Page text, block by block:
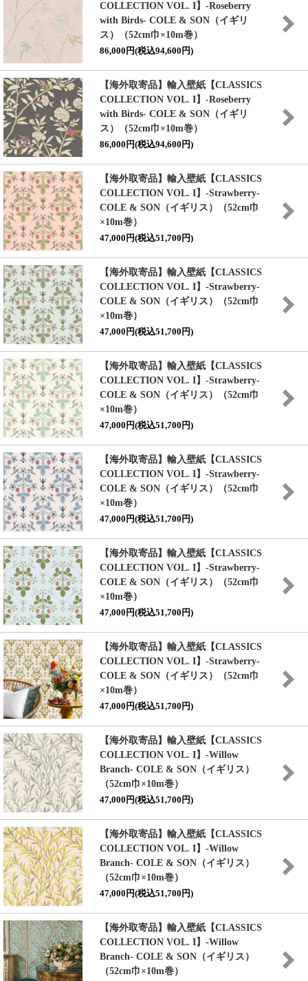
COLLECTION VOL. I】 -Roseberry
with Birds- COLE & SON（イギリ
ス）（52cm巾×10m巻）
86,000円(税込94,600円)
【海外取寄品】輸入壁紙【CLASSICS
COLLECTION VOL. I】 -Roseberry
with Birds- COLE & SON（イギリ
ス）（52cm巾×10m巻）
86,000円(税込94,600円)
【海外取寄品】輸入壁紙【CLASSICS
COLLECTION VOL. I】 -Strawberry-
COLE & SON（イギリス）（52cm巾
×10m巻）
47,000円(税込51,700円)
【海外取寄品】輸入壁紙【CLASSICS
COLLECTION VOL. I】 -Strawberry-
COLE & SON（イギリス）（52cm巾
×10m巻）
47,000円(税込51,700円)
【海外取寄品】輸入壁紙【CLASSICS
COLLECTION VOL. I】 -Strawberry-
COLE & SON（イギリス）（52cm巾
×10m巻）
47,000円(税込51,700円)
【海外取寄品】輸入壁紙【CLASSICS
COLLECTION VOL. I】 -Strawberry-
COLE & SON（イギリス）（52cm巾
×10m巻）
47,000円(税込51,700円)
【海外取寄品】輸入壁紙【CLASSICS
COLLECTION VOL. I】 -Strawberry-
COLE & SON（イギリス）（52cm巾
×10m巻）
47,000円(税込51,700円)
【海外取寄品】輸入壁紙【CLASSICS
COLLECTION VOL. I】 -Strawberry-
COLE & SON（イギリス）（52cm巾
×10m巻）
47,000円(税込51,700円)
【海外取寄品】輸入壁紙【CLASSICS
COLLECTION VOL. I】 -Willow
Branch- COLE & SON（イギリス）
（52cm巾×10m巻）
47,000円(税込51,700円)
【海外取寄品】輸入壁紙【CLASSICS
COLLECTION VOL. I】 -Willow
Branch- COLE & SON（イギリス）
（52cm巾×10m巻）
47,000円(税込51,700円)
【海外取寄品】輸入壁紙【CLASSICS
COLLECTION VOL. I】 -Willow
Branch- COLE & SON（イギリス）
（52cm巾×10m巻）